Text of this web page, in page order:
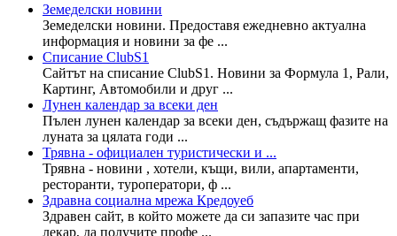
Земеделски новини
Земеделски новини. Предоставя ежедневно актуална
информация и новини за фе ...
Списание ClubS1
Сайтът на списание ClubS1. Новини за Формула 1, Рали,
Картинг, Автомобили и друг ...
Лунен календар за всеки ден
Пълен лунен календар за всеки ден, съдържащ фазите на
луната за цялата годи ...
Трявна - официален туристически и ...
Трявна - новини , хотели, къщи, вили, апартаменти,
ресторанти, туроператори, ф ...
Здравна социална мрежа Кредоуеб
Здравен сайт, в който можете да си запазите час при
лекар, да получите профе ...